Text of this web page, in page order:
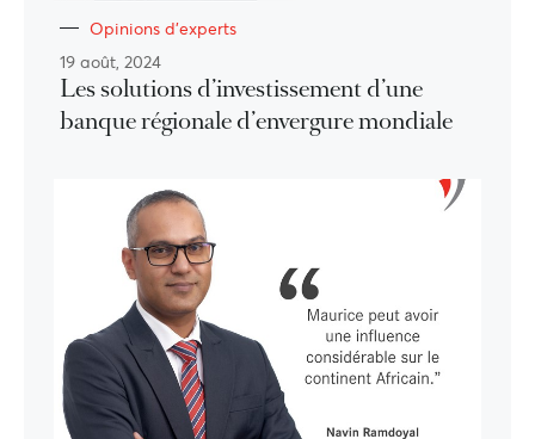
Opinions d'experts
19 août, 2024
Les solutions d’investissement d’une
banque régionale d’envergure mondiale